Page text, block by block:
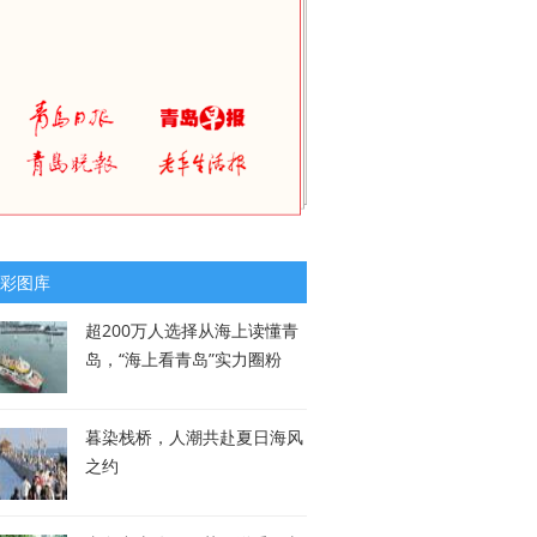
图库
超200万人选择从海上读懂青
岛，“海上看青岛”实力圈粉
暮染栈桥，人潮共赴夏日海风
之约